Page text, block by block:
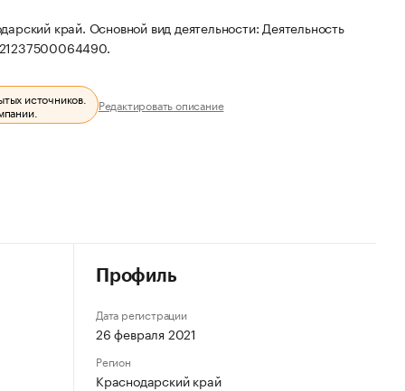
край. Основной вид деятельности: Деятельность
источников.
Редактировать описание
Профиль
Дата регистрации
26 февраля 2021
Регион
Краснодарский край